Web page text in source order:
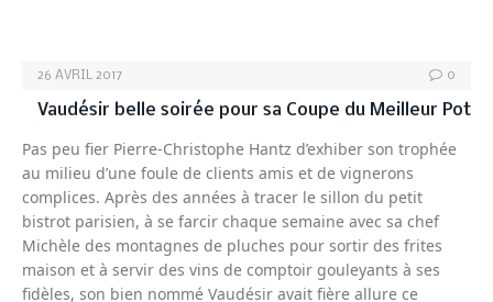
26 AVRIL 2017 0
Vaudésir belle soirée pour sa Coupe du Meilleur Pot
Pas peu fier Pierre-Christophe Hantz d’exhiber son trophée
au milieu d’une foule de clients amis et de vignerons
complices. Après des années à tracer le sillon du petit
bistrot parisien, à se farcir chaque semaine avec sa chef
Michèle des montagnes de pluches pour sortir des frites
maison et à servir des vins de comptoir gouleyants à ses
fidèles, son bien nommé Vaudésir avait fière allure ce